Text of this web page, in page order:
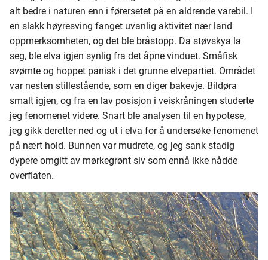
580 - 599
Christiania samling
Mustad boks
Blind eye samling
Blind eye laks
Tørrfluer
Jungle Cock
alt bedre i naturen enn i førersetet på en aldrende varebil. I
en slakk høyresving fanget uvanlig aktivitet nær land
oppmerksomheten, og det ble bråstopp. Da støvskya la
seg, ble elva igjen synlig fra det åpne vinduet. Småfisk
svømte og hoppet panisk i det grunne elvepartiet. Området
var nesten stillestående, som en diger bakevje. Bildøra
smalt igjen, og fra en lav posisjon i veiskråningen studerte
jeg fenomenet videre. Snart ble analysen til en hypotese,
jeg gikk deretter ned og ut i elva for å undersøke fenomenet
på nært hold. Bunnen var mudrete, og jeg sank stadig
dypere omgitt av mørkegrønt siv som ennå ikke nådde
overflaten.